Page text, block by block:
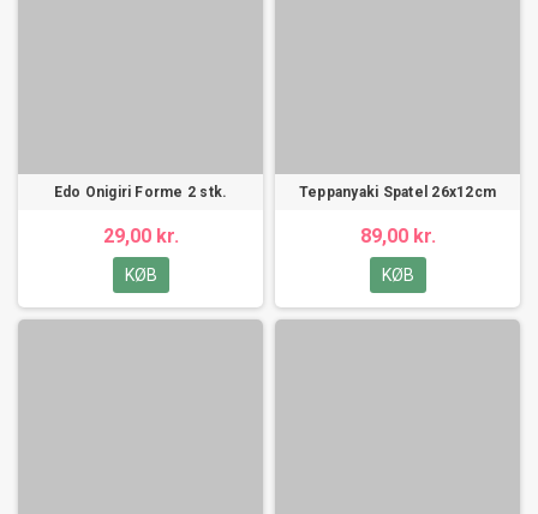
Edo Onigiri Forme 2 stk.
29,00 kr.
KØB
Teppanyaki Spatel 26x12cm
89,00 kr.
KØB